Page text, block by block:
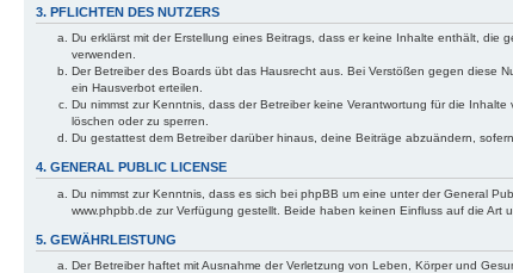
3. PFLICHTEN DES NUTZERS
Du erklärst mit der Erstellung eines Beitrags, dass er keine Inhalte enthält,
verwenden.
Der Betreiber des Boards übt das Hausrecht aus. Bei Verstößen gegen diese
ein Hausverbot erteilen.
Du nimmst zur Kenntnis, dass der Betreiber keine Verantwortung für die
löschen oder zu sperren.
Du gestattest dem Betreiber darüber hinaus, deine Beiträge abzuändern,
4. GENERAL PUBLIC LICENSE
Du nimmst zur Kenntnis, dass es sich bei phpBB um eine unter der General
www.phpbb.de zur Verfügung gestellt. Beide haben keinen Einfluss auf die
5. GEWÄHRLEISTUNG
Der Betreiber haftet mit Ausnahme der Verletzung von Leben, Körper und